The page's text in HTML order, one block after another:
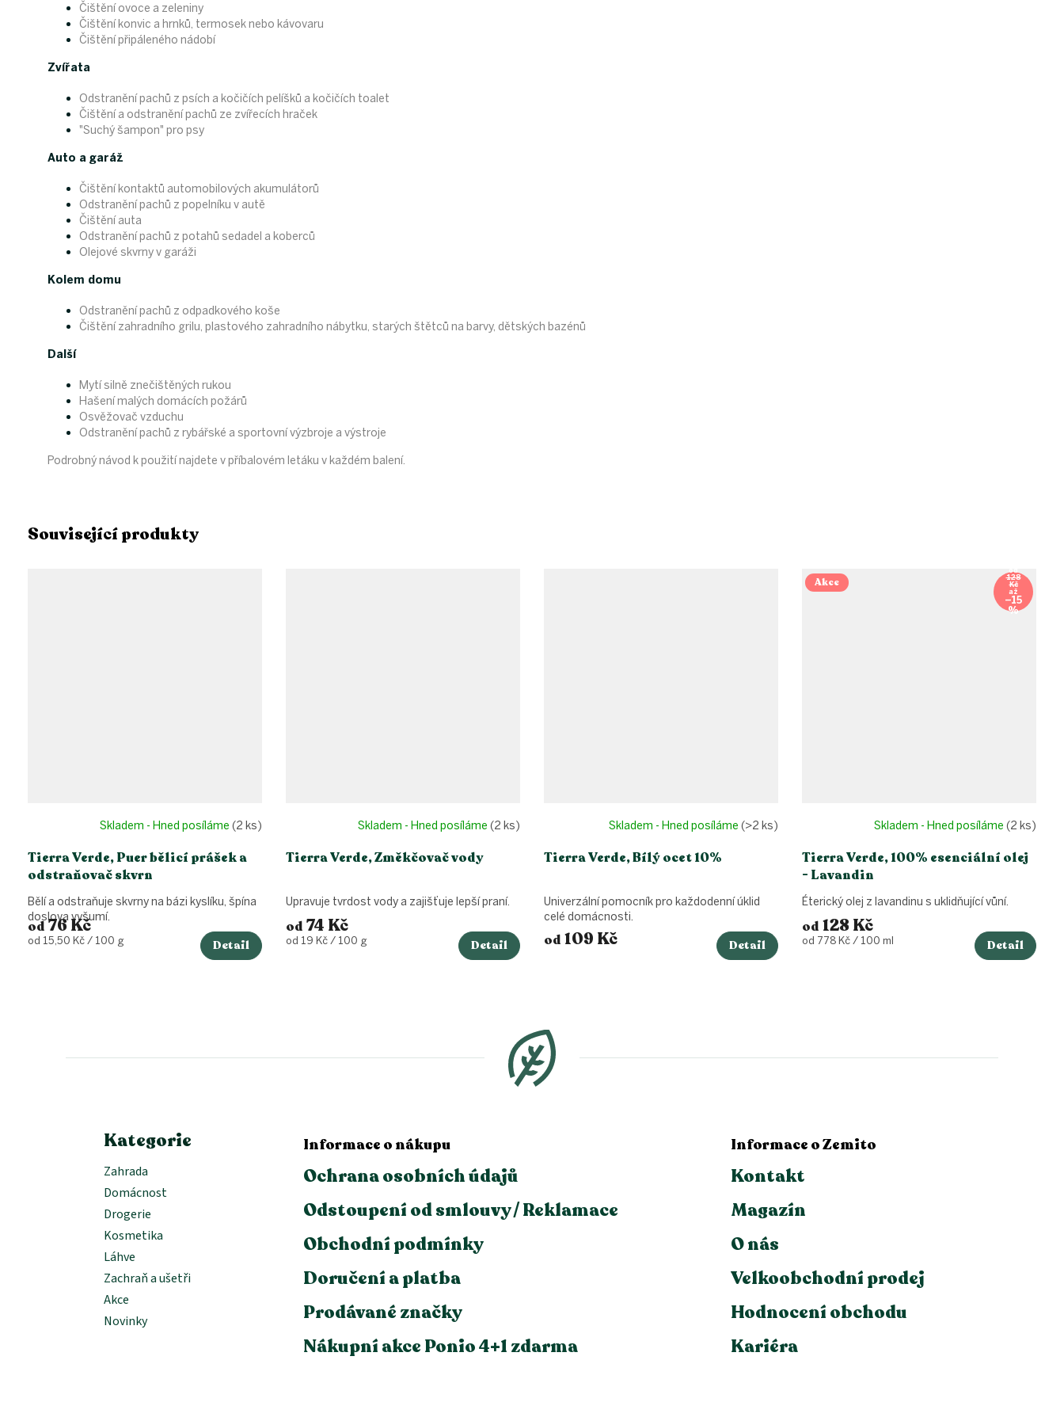
Související produkty
Tierra Verde, Puer bělicí prášek a
odstraňovač skvrn
Skladem - Hned posíláme (2 ks)
od76 Kč
Měrná
od 15,50 Kč / 100 g Detail
Bělí a odstraňuje skvrny na bázi kyslíku, špína
doslova vyšumí.
Tierra Verde, Změkčovač vody
Skladem - Hned posíláme (2 ks)
od 74 Kč
Měrná
od 19 Kč / 100 g Detail
Upravuje tvrdost vody a zajišťuje lepší praní.
Tierra Verde, Bílý ocet 10%
Skladem - Hned posíláme (>2 ks)
od 109 Kč Detail
Univerzální pomocník pro každodenní úklid
celé domácnosti.
Akce
128
Kč
až
–15
%
Tierra Verde, 100% esenciální olej
- Lavandin
Skladem - Hned posíláme (2 ks)
od 128 Kč
Měrná
od 778 Kč / 100 ml Detail
Éterický olej z lavandinu s uklidňující vůní.
Čištění ovoce a zeleniny
Čištění konvic a hrnků, termosek nebo kávovaru
Čištění připáleného nádobí
Zvířata
Odstranění pachů z psích a kočičích pelíšků a kočičích toalet
Čištění a odstranění pachů ze zvířecích hraček
"Suchý šampon" pro psy
Auto a garáž
Čištění kontaktů automobilových akumulátorů
Odstranění pachů z popelníku v autě
Čištění auta
Odstranění pachů z potahů sedadel a koberců
Olejové skvrny v garáži
Kolem domu
Odstranění pachů z odpadkového koše
Čištění zahradního grilu, plastového zahradního nábytku, starých štětců na barvy, dětských bazénů
Další
Mytí silně znečištěných rukou
Hašení malých domácích požárů
Osvěžovač vzduchu
Odstranění pachů z rybářské a sportovní výzbroje a výstroje
Podrobný návod k použití najdete v příbalovém letáku v každém balení.
Kategorie
Zahrada
Domácnost
Drogerie
Kosmetika
Láhve
Zachraň a ušetři
Akce
Novinky
Informace o nákupu
Ochrana osobních údajů
Odstoupení od smlouvy / Reklamace
Obchodní podmínky
Doručení a platba
Prodávané značky
Nákupní akce Ponio 4+1 zdarma
Informace o Zemito
Kontakt
Magazín
O nás
Velkoobchodní prodej
Hodnocení obchodu
Kariéra